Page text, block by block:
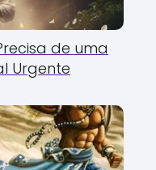
de uma
Urgente